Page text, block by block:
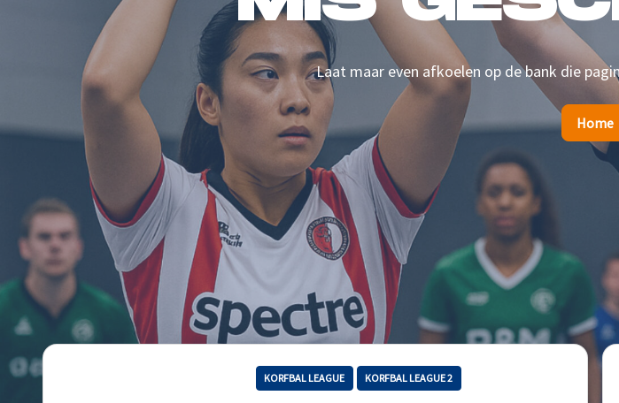
Laat maar even afkoelen op de bank die
Home
KORFBAL LEAGUE KORFBAL LEAGUE 2